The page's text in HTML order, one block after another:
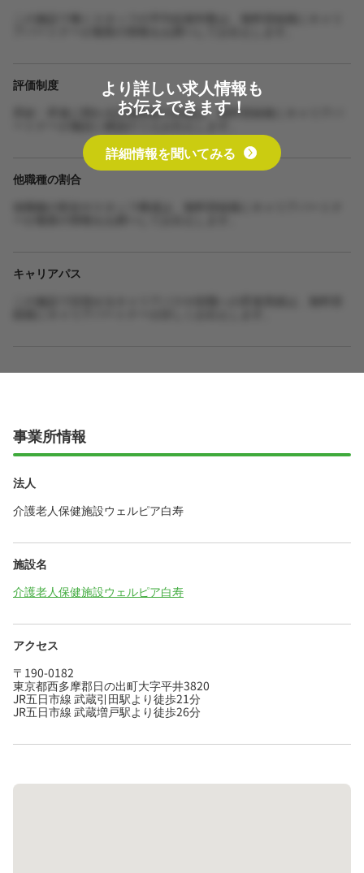
評価制度
昇給・昇進に関わる評価制度の詳細は、無料登録後にキャリアパ
他職種の割合
キャリアパス
より詳しい求人情報も
お伝えできます！
詳細情報を聞いてみる
事業所情報
法人
介護老人保健施設ウェルピア白寿
施設名
介護老人保健施設ウェルピア白寿
アクセス
〒190-0182
東京都西多摩郡日の出町大字平井3820
JR五日市線 武蔵引田駅より徒歩21分
JR五日市線 武蔵増戸駅より徒歩26分